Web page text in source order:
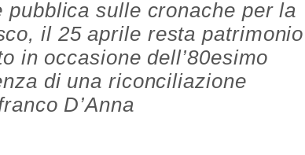
pubblica sulle cronache per la
il 25 aprile resta patrimonio
in occasione dell’80esimo
di una riconciliazione
D’Anna